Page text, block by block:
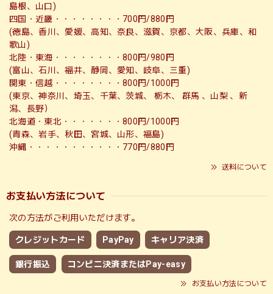
島根、山口)
四国・近畿・・・・・・・・700円/880円
(徳島、香川、愛媛、高知、奈良、滋賀、京都、大阪、兵庫、和
歌山)
北陸・東海・・・・・・・・800円/980円
(富山、石川、福井、静岡、愛知、岐阜、三重)
関東・信越・・・・・・・・800円/1000円
(東京、神奈川、埼玉、千葉、茨城、 栃木、 群馬 、山梨 、新
潟、長野）
北海道・東北・・・・・・・800円/1000円
(青森、岩手、秋田、宮城、山形、福島)
沖縄・・・・・・・・・・・770円/880円
送料について
お支払い方法について
次の方法がご利用いただけます。
クレジットカード PayPay キャリア決済
銀行振込 コンビニ決済またはPay-easy
お支払い方法について